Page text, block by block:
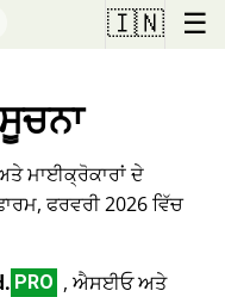
🇮🇳 ☰
ਮਾਈਕ੍ਰੋਕਾਰਾਂ ਦੇ
ਫਰਵਰੀ 2026 ਵਿੱਚ
PRO , ਐਸਈਓ ਅਤੇ